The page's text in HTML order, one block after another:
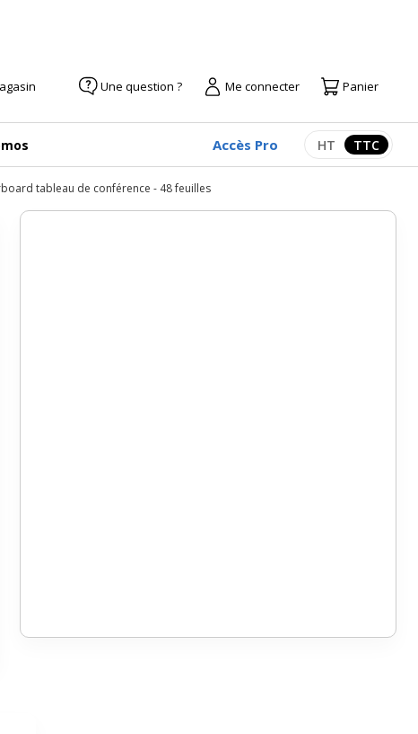
Une question ? Me connecter Panier
Accès Pro Afficher les
HT TTC
tableau de conférence - 48 feuilles